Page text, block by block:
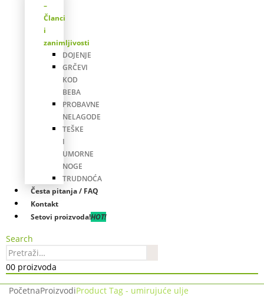
–
Članci
i
zanimljivosti
DOJENJE
GRČEVI
KOD
BEBA
PROBAVNE
NELAGODE
TEŠKE
I
UMORNE
NOGE
TRUDNOĆA
Česta pitanja / FAQ
Kontakt
Setovi proizvoda!HOT!
Search
00 proizvoda
PočetnaProizvodiProduct Tag - umirujuće ulje